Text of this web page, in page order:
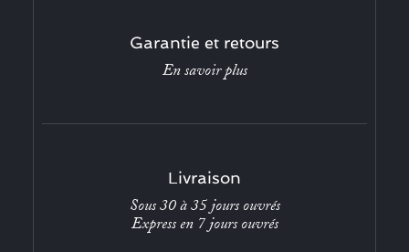
Garantie et retours
En savoir plus
Livraison
Sous 30 à 35 jours ouvrés
Express en 7 jours ouvrés